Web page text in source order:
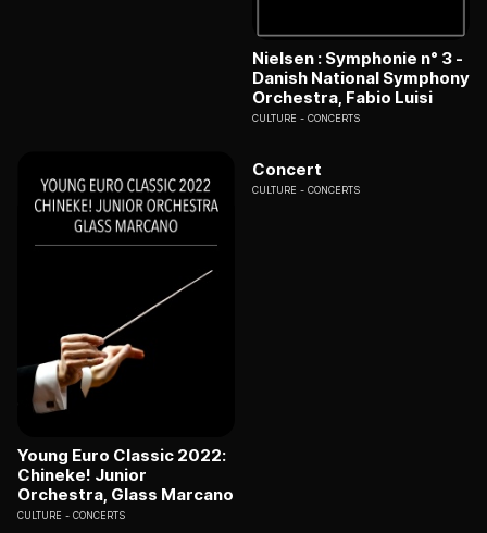
Nielsen : Symphonie n° 3 -
Danish National Symphony
Orchestra, Fabio Luisi
CULTURE CONCERTS
Young Euro Classic 2022:
Chineke! Junior
Orchestra, Glass Marcano
CULTURE CONCERTS
Concert
CULTURE CONCERTS